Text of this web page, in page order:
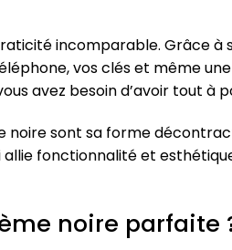
incomparable. Grâce
vos clés et même
avez besoin d’avoir tout à
noire sont sa forme
fonctionnalité et
noire parfaite